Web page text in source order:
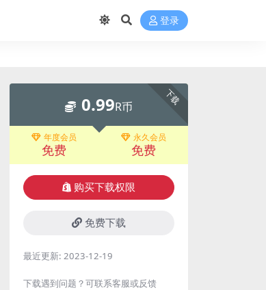
登录
下载
0.99R币
年度会员
免费
永久会员
免费
购买下载权限
免费下载
最近更新: 2023-12-19
下载遇到问题？可联系客服或反馈